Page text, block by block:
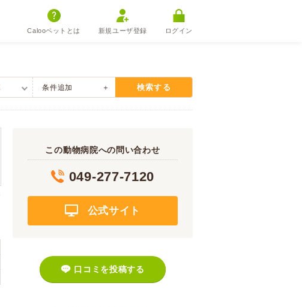
Calooペットとは 新規ユーザ登録 ログイン
条件追加 検索する
この動物病院への問い合わせ
049-277-7120
公式サイト
口コミを投稿する